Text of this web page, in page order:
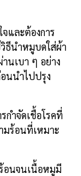
และต้องการ
ธีนำหมูบดใส่ผ้า
นเบา ๆ อย่าง
นนำไปปรุง
ำจัดเชื้อโรคที่
มร้อนที่เหมาะ
อนจนเนื้อหมูมี